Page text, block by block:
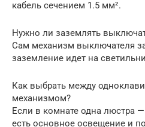
кабель сечением 1.5 мм².
Нужно ли заземлять
Сам механизм выключателя
заземление идет на
Как выбрать между
механизмом?
Если в комнате одна люстра
есть основное освещение и